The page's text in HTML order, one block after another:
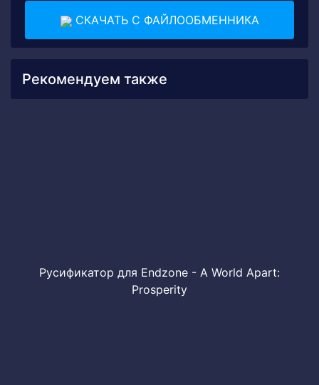
СКАЧАТЬ С ФАЙЛООБМЕННИКА
Рекомендуем также
Русификатор для Endzone - A World Apart:
Prosperity